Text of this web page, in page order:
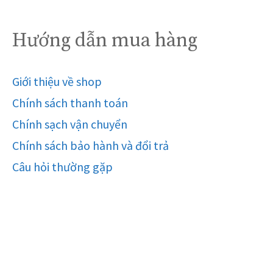
Hướng dẫn mua hàng
Giới thiệu về shop
Chính sách thanh toán
Chính sạch vận chuyển
Chính sách bảo hành và đổi trả
Câu hỏi thường gặp